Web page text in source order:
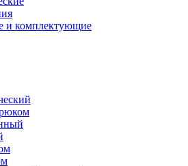
и комплектующие